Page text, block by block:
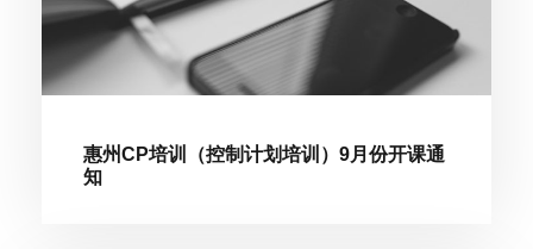
惠州CP培训（控制计划培训）9月份开课通
知